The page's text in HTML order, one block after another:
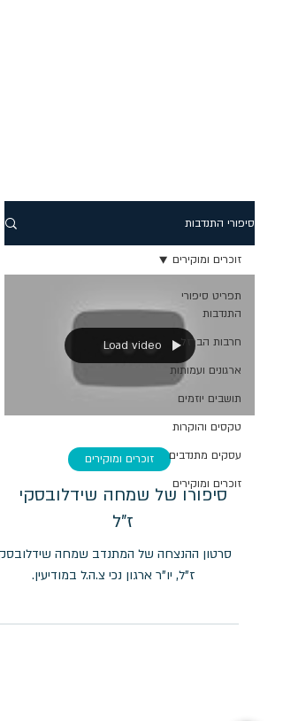
סיפורי התנדבות
תפריט סיפורי
התנדבות
חרבות הברזל
ארגונים ועמותות
תושבים יוזמים
טקסים והוקרות
עסקים מתנדבים
זוכרים ומוקירים
זוכרים ומוקירים
Load video
זוכרים ומוקירים
סיפורו של שמחה שידלובסקי
ז"ל
סרטון ההנצחה של המתנדב שמחה
ז"ל, יו"ר ארגון נכי צ.ה.ל במודיעין.